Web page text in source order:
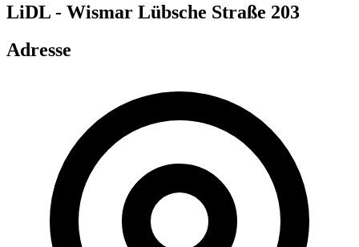
LiDL - Wismar Lübsche Straße 203
Adresse